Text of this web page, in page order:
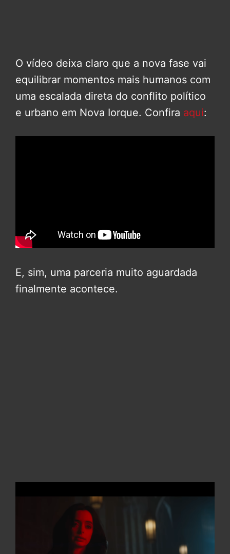
O vídeo deixa claro que a nova fase vai
equilibrar momentos mais humanos com
uma escalada direta do conflito político
e urbano em Nova Iorque. Confira aqui:
E, sim, uma parceria muito aguardada
finalmente acontece.